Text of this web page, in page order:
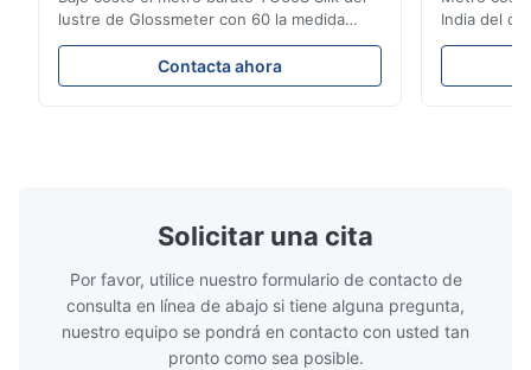
lustre de Glossmeter con 60 la medida
brillante de gu del grado 200 El metro
económico del lustre de YG60S 60° puede
probar el material con el lustre (0-200Gu),
Contacta ahora
India del
de
Solicitar una cita
Por favor, utilice nuestro formulario de contacto de
consulta en línea de abajo si tiene alguna pregunta,
nuestro equipo se pondrá en contacto con usted tan
pronto como sea posible.